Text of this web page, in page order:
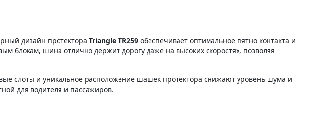
дизайн протектора Triangle TR259 обеспечивает оптимальное пятно контакта и
блокам, шина отлично держит дорогу даже на высоких скоростях, позволяя
слоты и уникальное расположение шашек протектора снижают уровень шума и
для водителя и пассажиров.